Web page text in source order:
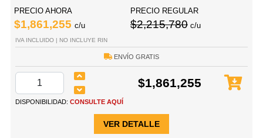
PRECIO AHORA
$1,861,255 c/u
PRECIO REGULAR
$2,215,780 c/u
IVA INCLUIDO | NO INCLUYE RIN
ENVÍO GRATIS
$1,861,255
DISPONIBILIDAD: CONSULTE AQUÍ
VER DETALLE